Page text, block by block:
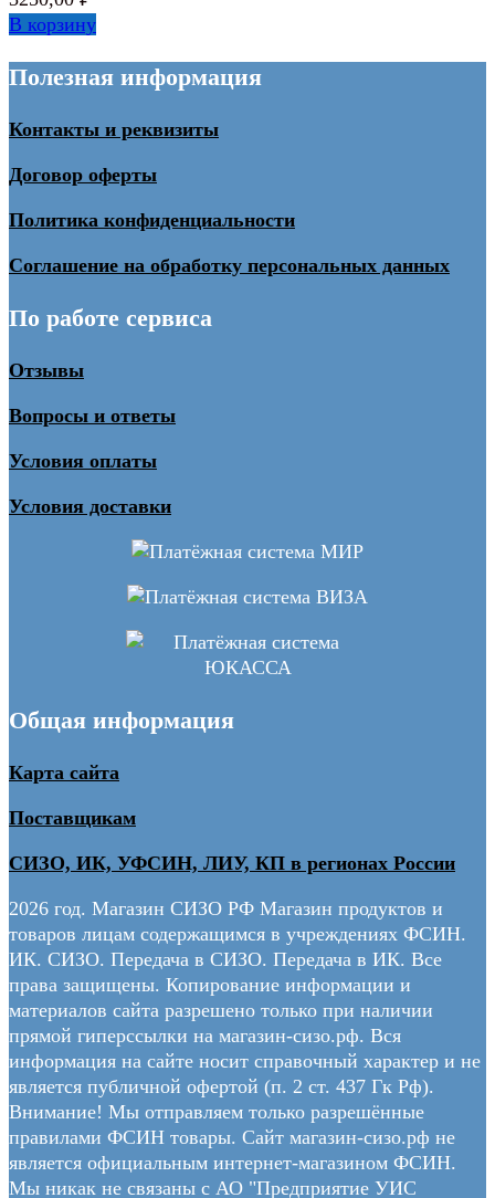
В корзину
Полезная информация
Контакты и реквизиты
Договор оферты
Политика конфиденциальности
Соглашение на обработку персональных данных
По работе сервиса
Отзывы
Вопросы и ответы
Условия оплаты
Условия доставки
Общая информация
Карта сайта
Поставщикам
СИЗО, ИК, УФСИН, ЛИУ, КП в регионах России
2026 год. Магазин СИЗО РФ Магазин продуктов и
товаров лицам содержащимся в учреждениях ФСИН.
ИК. СИЗО. Передача в СИЗО. Передача в ИК. Все
права защищены. Копирование информации и
материалов сайта разрешено только при наличии
прямой гиперссылки на магазин-сизо.рф. Вся
информация на сайте носит справочный характер и не
является публичной офертой (п. 2 ст. 437 Гк Рф).
Внимание! Мы отправляем только разрешённые
правилами ФСИН товары. Сайт магазин-сизо.рф не
является официальным интернет-магазином ФСИН.
Мы никак не связаны с АО "Предприятие УИС